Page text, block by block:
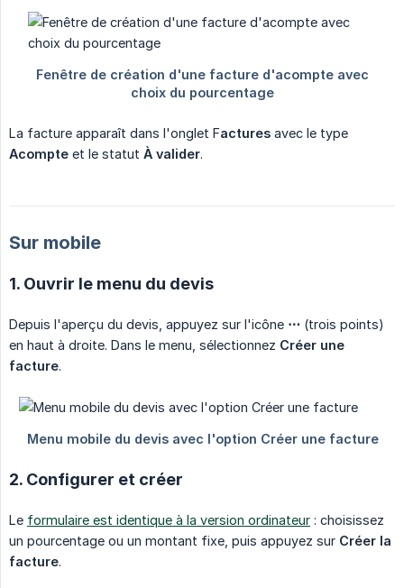
La facture apparaît dans l'onglet Factures avec le type
Acompte et le statut À valider.
Sur mobile
1. Ouvrir le menu du devis
Depuis l'aperçu du devis, appuyez sur l'icône ⋯ (trois points)
en haut à droite. Dans le menu, sélectionnez Créer une
facture.
2. Configurer et créer
Le formulaire est identique à la version ordinateur : choisissez
un pourcentage ou un montant fixe, puis appuyez sur Créer la
facture.